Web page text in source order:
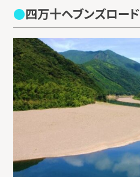
四万十ヘブンズロード